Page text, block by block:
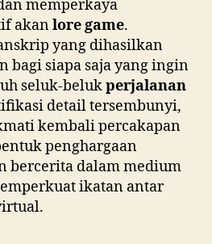
memperkaya
akanlore game.
yang dihasilkan
bagi siapa saja yang ingin
seluk-belukperjalanan
detail tersembunyi,
kembali percakapan
penghargaan
bercerita dalam medium
ikatan antar